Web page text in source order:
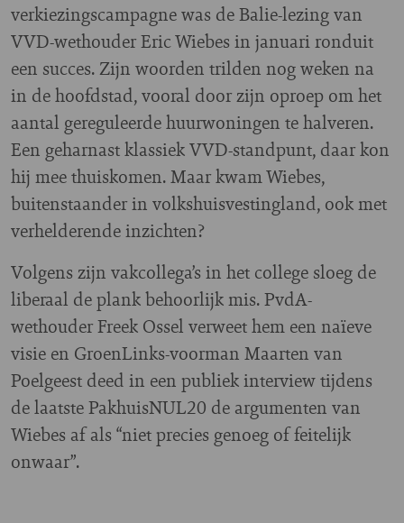
verkiezingscampagne was de Balie-lezing van
VVD-wethouder Eric Wiebes in januari ronduit
een succes. Zijn woorden trilden nog weken na
in de hoofdstad, vooral door zijn oproep om het
aantal gereguleerde huurwoningen te halveren.
Een geharnast klassiek VVD-standpunt, daar kon
hij mee thuiskomen. Maar kwam Wiebes,
buitenstaander in volkshuisvestingland, ook met
verhelderende inzichten?
Volgens zijn vakcollega’s in het college sloeg de
liberaal de plank behoorlijk mis. PvdA-
wethouder Freek Ossel verweet hem een naïeve
visie en GroenLinks-voorman Maarten van
Poelgeest deed in een publiek interview tijdens
de laatste PakhuisNUL20 de argumenten van
Wiebes af als “niet precies genoeg of feitelijk
onwaar”.